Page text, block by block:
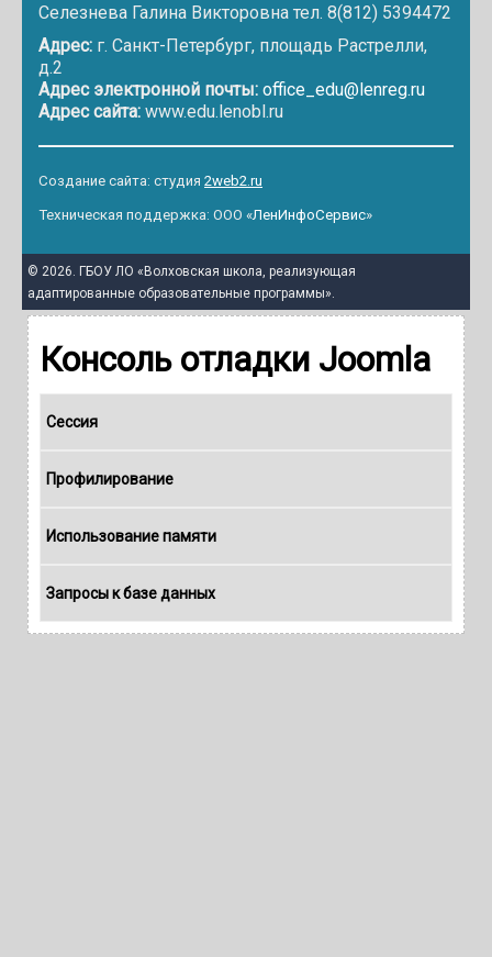
Селезнева Галина Викторовна тел. 8(812) 5394472
Адрес: г. Санкт-Петербург, площадь Растрелли,
д.2
Адрес электронной почты: office_edu@lenreg.ru
Адрес сайта: www.edu.lenobl.ru
Создание сайта: студия 2web2.ru
Техническая поддержка: ООО «ЛенИнфоСервис»
© 2026. ГБОУ ЛО «Волховская школа, реализующая
адаптированные образовательные программы».
Консоль отладки Joomla
Сессия
Профилирование
Использование памяти
Запросы к базе данных